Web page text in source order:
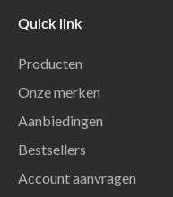
Quick link
Producten
Onze merken
Aanbiedingen
Bestsellers
Account aanvragen